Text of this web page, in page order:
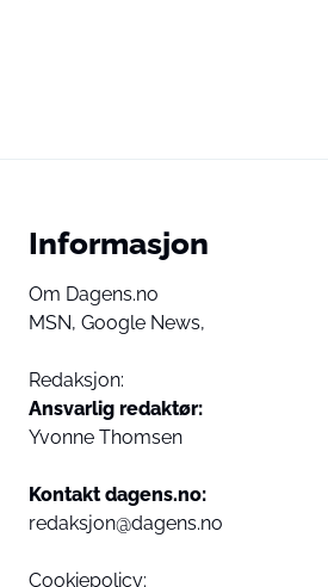
Informasjon
Om Dagens.no
MSN, Google News,
Redaksjon:
Ansvarlig redaktør:
Yvonne Thomsen
Kontakt dagens.no:
redaksjon@dagens.no
Cookiepolicy: